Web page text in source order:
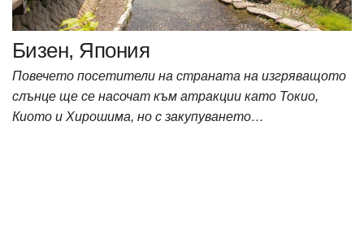
Бизен, Япония
Повечето посетители на страната на изгряващото
слънце ще се насочат към атракции като Токио,
Киото и Хирошима, но с закупуването…